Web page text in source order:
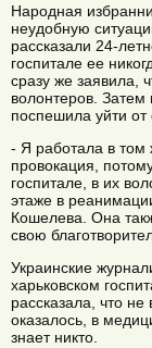
Народная
неудобную
рассказали 24-
госпитале ее
сразу же заявила,
волонтеров.
поспешила уйти от
- Я работала в том
провокация,
госпитале, в их
этаже в
Кошелева. Она
свою
Украинские
харьковском
рассказала, что
оказалось, в
знает никто.